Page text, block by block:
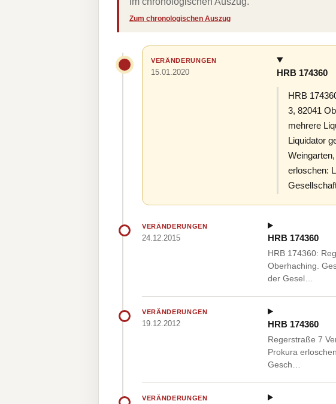
Zum chronologischen Auszug
VERÄNDERUNGEN
15.01.2020 HRB 174360
HRB
3, 82041
mehrere
Liquidator
erloschen:
VERÄNDERUNGEN
24.12.2015 HRB 174360
HRB 174360:
Oberhaching.
der Gesel…
VERÄNDERUNGEN
19.12.2012 HRB 174360
Regerstraße 7
Prokura
Gesch…
VERÄNDERUNGEN